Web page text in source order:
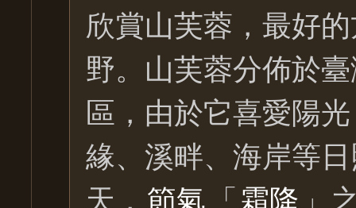
欣賞山芙蓉，最好
野。山芙蓉分佈於
區，由於它喜愛陽
緣、溪畔、海岸等
天， 節氣 「霜降 」